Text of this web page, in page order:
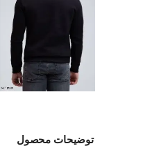
توضیحات محصول